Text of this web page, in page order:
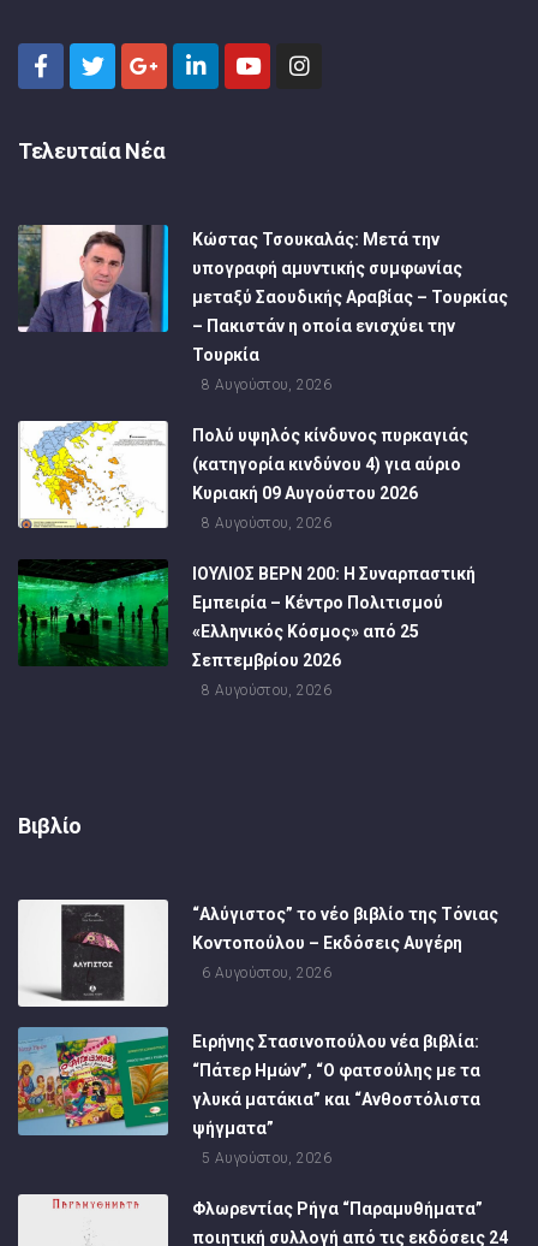
Τελευταία Νέα
Κώστας Τσουκαλάς: Μετά την
υπογραφή αμυντικής συμφωνίας
μεταξύ Σαουδικής Αραβίας – Τουρκίας
– Πακιστάν η οποία ενισχύει την
Τουρκία
8 Αυγούστου, 2026
Πολύ υψηλός κίνδυνος πυρκαγιάς
(κατηγορία κινδύνου 4) για αύριο
Κυριακή 09 Αυγούστου 2026
8 Αυγούστου, 2026
ΙΟΥΛΙΟΣ ΒΕΡΝ 200: Η Συναρπαστική
Εμπειρία – Κέντρο Πολιτισμού
«Ελληνικός Κόσμος» από 25
Σεπτεμβρίου 2026
8 Αυγούστου, 2026
Βιβλίο
“Αλύγιστος” το νέο βιβλίο της Τόνιας
Κοντοπούλου – Εκδόσεις Αυγέρη
6 Αυγούστου, 2026
Ειρήνης Στασινοπούλου νέα βιβλία:
“Πάτερ Ημών”, “Ο φατσούλης με τα
γλυκά ματάκια” και “Ανθοστόλιστα
ψήγματα”
5 Αυγούστου, 2026
Φλωρεντίας Ρήγα “Παραμυθήματα”
ποιητική συλλογή από τις εκδόσεις 24